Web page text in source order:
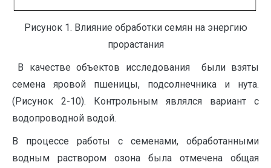
Рисунок 1. Влияние обработки семян на энергию
прорастания
В качестве объектов исследования были взяты
семена яровой пшеницы, подсолнечника и нута.
(Рисунок 2-10). Контрольным являлся вариант с
водопроводной водой.
В процессе работы с семенами, обработанными
водным раствором озона была отмечена общая